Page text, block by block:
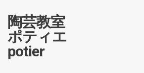
陶芸教室
ポティエ
potier